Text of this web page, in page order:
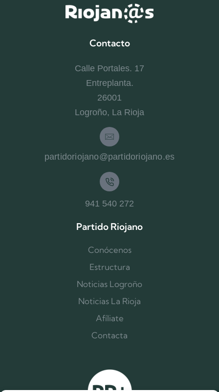
Contacto
Calle Portales. 17
Entreplanta.
26001
Logroño, La Rioja
partidoriojano@partidoriojano.es
941 540 272
Partido Riojano
Conócenos
Estructura
Noticias Logroño
Noticias La Rioja
Afíliate
Contacta